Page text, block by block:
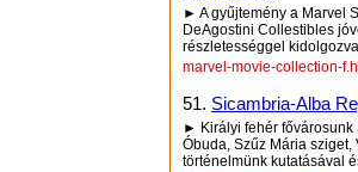
► A gyűjtemény a Marvel
DeAgostini Collestibles
részletességgel
marvel-movie-collection-
51. Sicambria-Alba
► Királyi fehér fővárosunk
Óbuda, Szűz Mária
történelmünk kutatásával